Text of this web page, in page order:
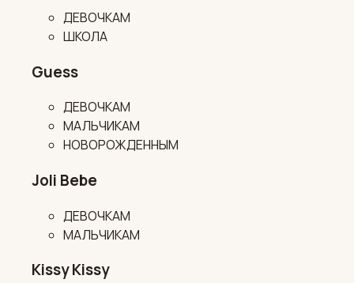
ДЕВОЧКАМ
ШКОЛА
Guess
ДЕВОЧКАМ
МАЛЬЧИКАМ
НОВОРОЖДЕННЫМ
Joli Bebe
ДЕВОЧКАМ
МАЛЬЧИКАМ
Kissy Kissy